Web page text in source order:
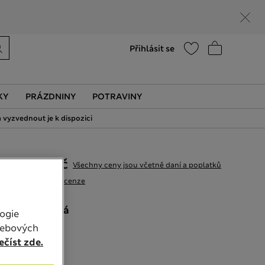
Přihlásit se
PRÁZDNINY POTRAVINY
vyzvednout je k dispozici
13 Recenze
599,00Kč Všechny ceny jsou včetně daní a poplatků
BARVA: Šedá
Vyprodáno
zde.